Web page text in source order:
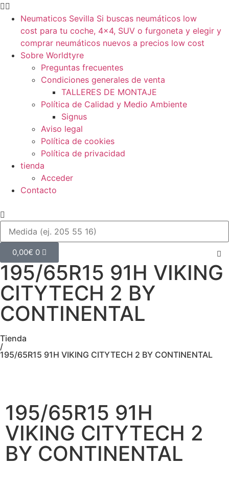
Neumaticos Sevilla Si buscas neumáticos low
cost para tu coche, 4×4, SUV o furgoneta y elegir y
comprar neumáticos nuevos a precios low cost
Sobre Worldtyre
Preguntas frecuentes
Condiciones generales de venta
TALLERES DE MONTAJE
Política de Calidad y Medio Ambiente
Signus
Aviso legal
Política de cookies
Política de privacidad
tienda
Acceder
Contacto
0,00€ 0
195/65R15 91H VIKING
CITYTECH 2 BY
CONTINENTAL
Tienda
/
195/65R15 91H VIKING CITYTECH 2 BY CONTINENTAL
195/65R15 91H
VIKING CITYTECH 2
BY CONTINENTAL